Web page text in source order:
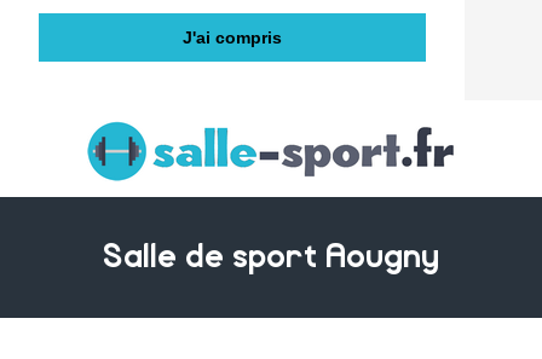
J'ai compris
Salle de sport Aougny